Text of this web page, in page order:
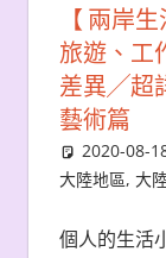
【 兩岸
旅遊、工
差異╱超
藝術篇
2020-08-
大陸地區, 大
個人的生活